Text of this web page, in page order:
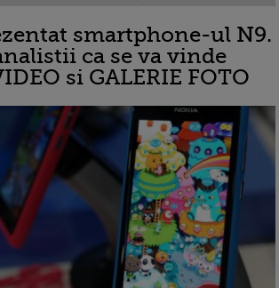
smartphone-ul N9.
ca se va vinde
si GALERIE FOTO